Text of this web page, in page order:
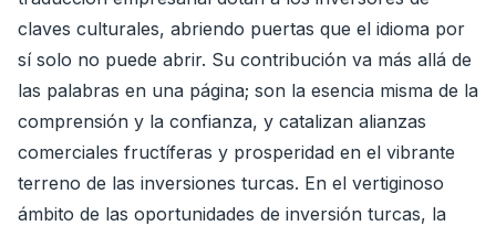
claves culturales, abriendo puertas que el idioma por
sí solo no puede abrir. Su contribución va más allá de
las palabras en una página; son la esencia misma de la
comprensión y la confianza, y catalizan alianzas
comerciales fructíferas y prosperidad en el vibrante
terreno de las inversiones turcas. En el vertiginoso
ámbito de las oportunidades de inversión turcas, la